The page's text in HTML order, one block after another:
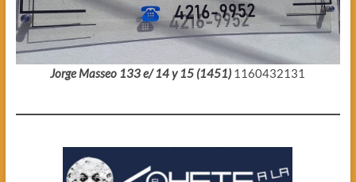
Jorge Masseo 133 e/ 14 y 15 (1451) 1160432131